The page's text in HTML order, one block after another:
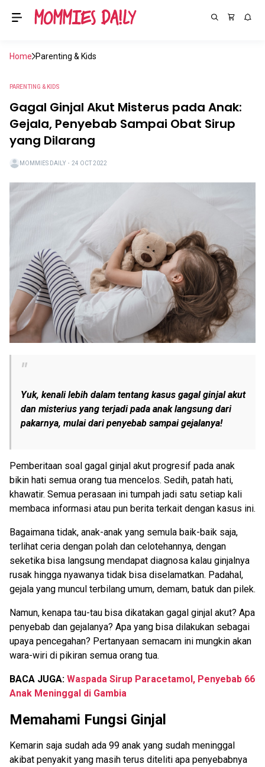
Home Parenting & Kids
PARENTING & KIDS
Gagal Ginjal Akut Misterus pada Anak:
Gejala, Penyebab Sampai Obat Sirup
yang Dilarang
MOMMIES DAILY ・ 24 OCT 2022
Yuk, kenali lebih dalam tentang kasus gagal ginjal akut
dan misterius yang terjadi pada anak langsung dari
pakarnya, mulai dari penyebab sampai gejalanya!
Pemberitaan soal gagal ginjal akut progresif pada anak
bikin hati semua orang tua mencelos. Sedih, patah hati,
khawatir. Semua perasaan ini tumpah jadi satu setiap kali
membaca informasi atau pun berita terkait dengan kasus ini.
Bagaimana tidak, anak-anak yang semula baik-baik saja,
terlihat ceria dengan polah dan celotehannya, dengan
seketika bisa langsung mendapat diagnosa kalau ginjalnya
rusak hingga nyawanya tidak bisa diselamatkan. Padahal,
gejala yang muncul terbilang umum, demam, batuk dan pilek.
Namun, kenapa tau-tau bisa dikatakan gagal ginjal akut? Apa
penyebab dan gejalanya? Apa yang bisa dilakukan sebagai
upaya pencegahan? Pertanyaan semacam ini mungkin akan
wara-wiri di pikiran semua orang tua.
BACA JUGA: Waspada Sirup Paracetamol, Penyebab 66
Anak Meninggal di Gambia
Memahami Fungsi Ginjal
Kemarin saja sudah ada 99 anak yang sudah meninggal
akibat penyakit yang masih terus diteliti apa penyebabnya